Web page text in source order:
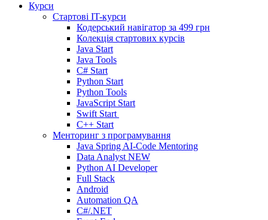
Курси
Стартові IT-курси
Кодерський навігатор за 499 грн
Колекція стартових курсів
Java Start
Java Tools
C# Start
Python Start
Python Tools
JavaScript Start
Swift Start
C++ Start
Менторинг з програмування
Java Spring AI-Code Mentoring
Data Analyst NEW
Python AI Developer
Full Stack
Android
Automation QA
C#/.NET